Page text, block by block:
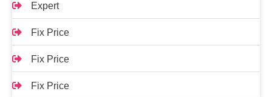
Expert
Fix Price
Fix Price
Fix Price